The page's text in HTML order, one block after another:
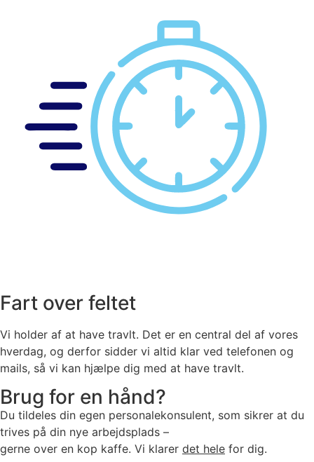
Fart over feltet
Vi holder af at have travlt. Det er en central del af vores
hverdag, og derfor sidder vi altid klar ved telefonen og
mails, så vi kan hjælpe dig med at have travlt.
Brug for en hånd?
Du tildeles din egen personalekonsulent, som sikrer at du
trives på din nye arbejdsplads –
gerne over en kop kaffe. Vi klarer det hele for dig.